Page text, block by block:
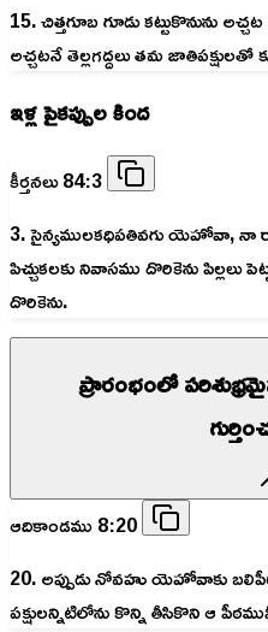
15. చిత్తగూబ గూడు కట్టుకొనును
అచ్చటనే తెల్లగద్దలు తమ జాతిపక్షులతో
ఇళ్ల పైకప్పుల కింద
కీర్తనలు 84:3
3. సైన్యములకధిపతివగు యెహోవా, నా
పిచ్చుకలకు నివాసము దొరికెను పిల్లలు
దొరికెను.
ప్రారంభంలో
ఆదికాండము 8:20
20. అప్పుడు నోవహు యెహోవాకు
పక్షులన్నిటిలోను కొన్ని తీసికొని ఆ